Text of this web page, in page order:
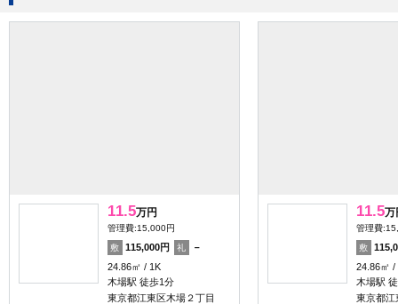
11.5万円
管理費:15,000円
敷 115,000円 礼
－
24.86㎡
1K
木場駅 徒歩1分
東京都江東区木場２丁目
11.5万
管理費
敷
24.86㎡
木場駅
東京都江